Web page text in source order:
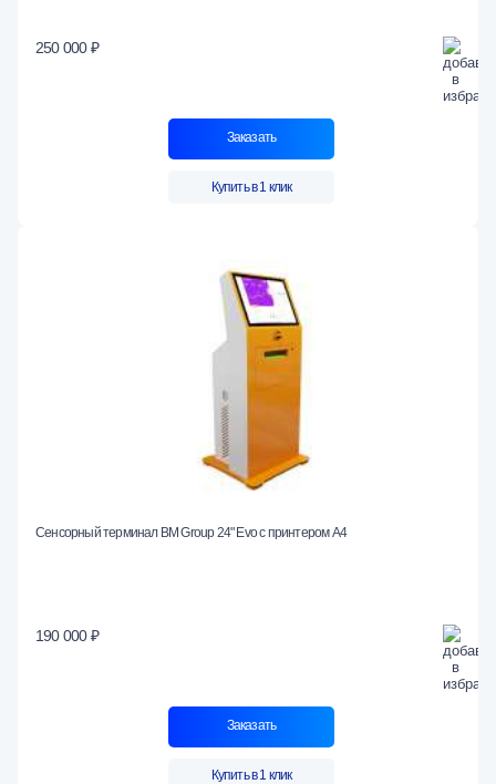
250 000 ₽
Заказать
Купить в 1 клик
Сенсорный терминал BM Group 24" Evo c принтером А4
190 000 ₽
Заказать
Купить в 1 клик